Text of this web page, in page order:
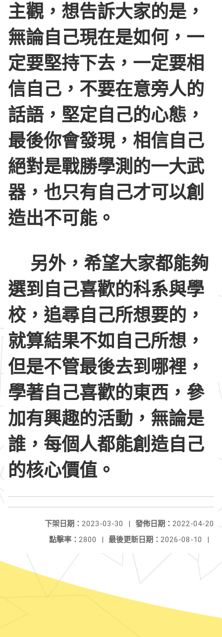
主觀，想告訴大家的是，
無論自己現在是如何，一
定要堅持下去，一定要相
信自己，不要在意旁人的
話語，堅定自己的心態，
最後你會發現，相信自己
絕對是戰勝學測的一大武
器，也只有自己才可以創
造出不可能。
另外，希望大家都能夠
選到自己喜歡的科系與學
校，追尋自己所想要的，
就算結果不如自己所想，
但是不管最後去到哪裡，
學著自己喜歡的東西，參
加有興趣的活動，無論是
誰，每個人都能創造自己
的核心價值。
發佈日期： 2022-04-20
下架日期： 2023-03-30
|
最後更新日期： 2026-08-10 |
點擊率： 2800 |